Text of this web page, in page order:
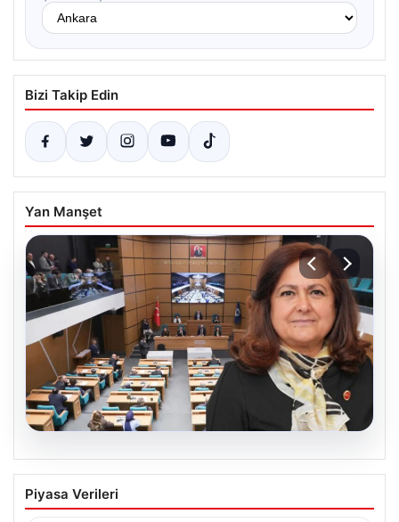
Bizi Takip Edin
Yan Manşet
Üsküdar Belediyesi’nde başkanvekili
Sibel Tan Çetinkaya oldu
Piyasa Verileri